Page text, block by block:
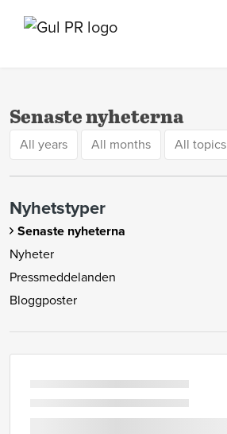
Senaste nyheterna
All years All months All topics
Nyhetstyper
Senaste nyheterna
Nyheter
Pressmeddelanden
Bloggposter